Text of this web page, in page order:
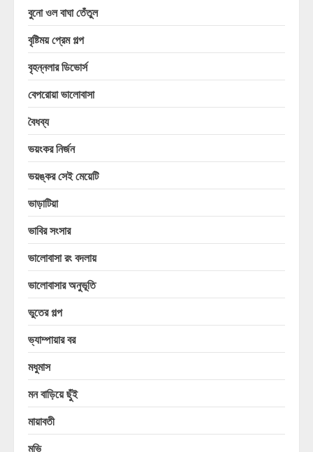
বুনো ওল বাঘা তেঁতুল
বৃষ্টিময় প্রেম গল্প
বৃহন্নলার ডিভোর্স
বেপরোয়া ভালোবাসা
বৈধব্য
ভয়ংকর নির্জন
ভয়ঙ্কর সেই মেয়েটি
ভাড়াটিয়া
ভাবির সংসার
ভালোবাসা রং বদলায়
ভালোবাসার অনুভূতি
ভুতের গল্প
ভ্যাম্পায়ার বর
মধুমাস
মন বাড়িয়ে ছুঁই
মায়াবতী
মুভি